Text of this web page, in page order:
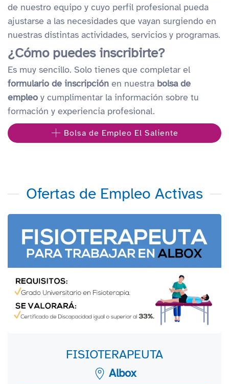
de nuestro equipo y cuyo perfil profesional pueda
ajustarse a las necesidades que vayan surgiendo en
nuestras distintas actividades, servicios y programas.
¿Cómo puedes inscribirte?
Es muy sencillo. Solo tienes que completar el
formulario de inscripción en nuestra bolsa de
empleo y cumplimentar la información sobre tu
formación y experiencia profesional.
Bolsa de Empleo El Saliente
Ofertas de Empleo Activas
FISIOTERAPEUTA
Albox